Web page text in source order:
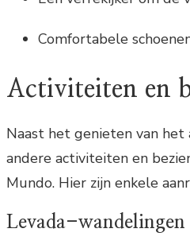
Comfortabele
Activiteiten en
Naast het genieten van
andere activiteiten en
Mundo. Hier zijn enkele
Levada-wandelingen